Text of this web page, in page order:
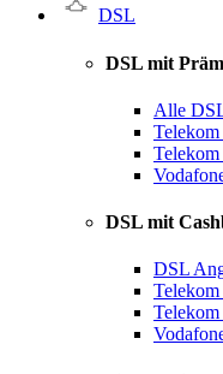
DSL
DSL mit
Alle
DSL mit
DSL